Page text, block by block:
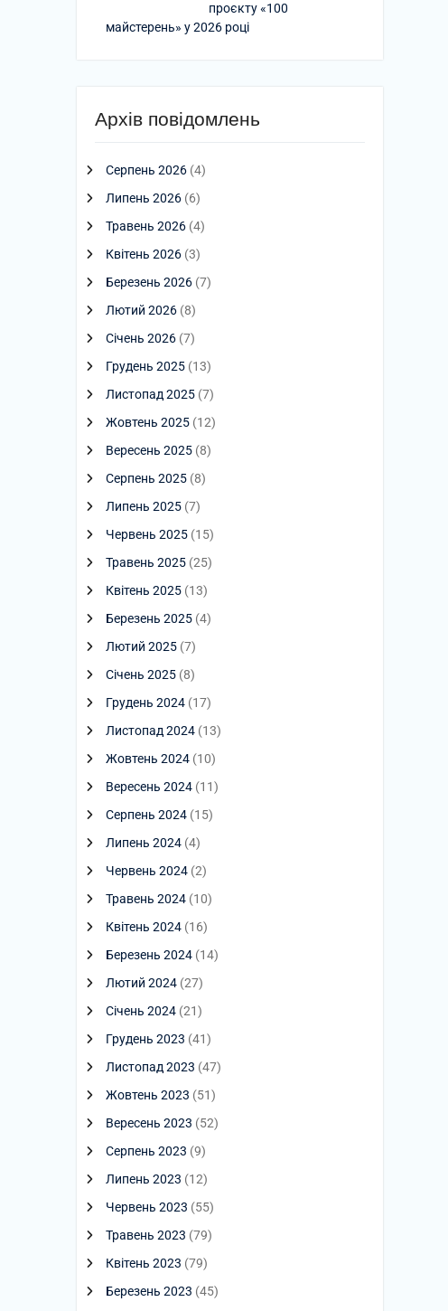
проєкту «100
майстерень» у 2026 році
Архів повідомлень
Серпень 2026 (4)
Липень 2026 (6)
Травень 2026 (4)
Квітень 2026 (3)
Березень 2026 (7)
Лютий 2026 (8)
Січень 2026 (7)
Грудень 2025 (13)
Листопад 2025 (7)
Жовтень 2025 (12)
Вересень 2025 (8)
Серпень 2025 (8)
Липень 2025 (7)
Червень 2025 (15)
Травень 2025 (25)
Квітень 2025 (13)
Березень 2025 (4)
Лютий 2025 (7)
Січень 2025 (8)
Грудень 2024 (17)
Листопад 2024 (13)
Жовтень 2024 (10)
Вересень 2024 (11)
Серпень 2024 (15)
Липень 2024 (4)
Червень 2024 (2)
Травень 2024 (10)
Квітень 2024 (16)
Березень 2024 (14)
Лютий 2024 (27)
Січень 2024 (21)
Грудень 2023 (41)
Листопад 2023 (47)
Жовтень 2023 (51)
Вересень 2023 (52)
Серпень 2023 (9)
Липень 2023 (12)
Червень 2023 (55)
Травень 2023 (79)
Квітень 2023 (79)
Березень 2023 (45)